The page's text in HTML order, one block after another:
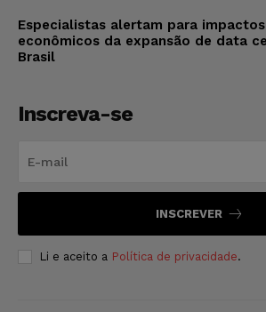
Especialistas alertam para
econômicos da expansão de data
Brasil
Inscreva-se
INSCREVER
Li e aceito a Política de privacidade.